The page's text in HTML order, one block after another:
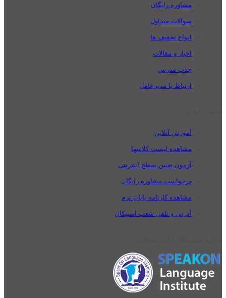
مشاوره رایگان
سوالات متداول
انواع تخفیف ها
اخبار و مقالات
جذب مدرس
ارتباط با مدیرعامل
آموزش آنلاین
مشاهده لیست کلاسها
آزمون تعیین سطح اینترنتی
درخواست مشاوره رایگان
مشاهده کارنامه پایان ترم
آدرس و تلفن شعب اسپیکان